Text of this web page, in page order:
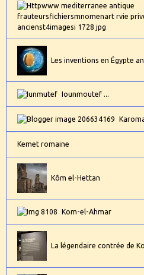
Les inventions en Égypte
Iounmoutef ...
Kemet romaine
Kôm el-Hettan
Kom-el-Ahmar
La légendaire contrée de